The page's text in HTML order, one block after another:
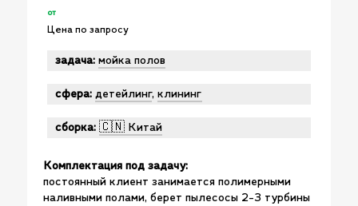
от
Цена по запросу
задача: мойка полов
сфера: детейлинг, клининг
сборка: 🇨🇳 Китай
Комплектация под задачу:
постоянный клиент занимается полимерными
наливными полами, берет пылесосы 2-3 турбины